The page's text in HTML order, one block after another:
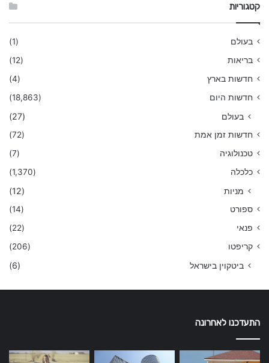
קטגוריות
בעולם
(1)
בריאות
(12)
חדשות בארץ
(4)
חדשות היום
(18,863)
בעולם (27)
חדשות זמן אמת
(72)
טכנולוגיה
(7)
כלכלה
(1,370)
מניות (12)
ספורט
(14)
פנאי
(22)
קריפטו
(206)
ביטקוין בישראל (6)
התעדכנו לאחרונה